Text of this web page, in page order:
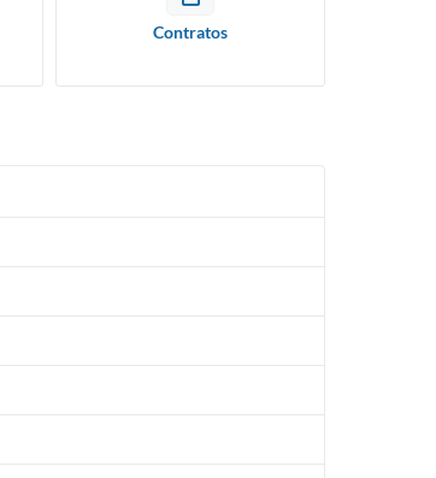
Contratos